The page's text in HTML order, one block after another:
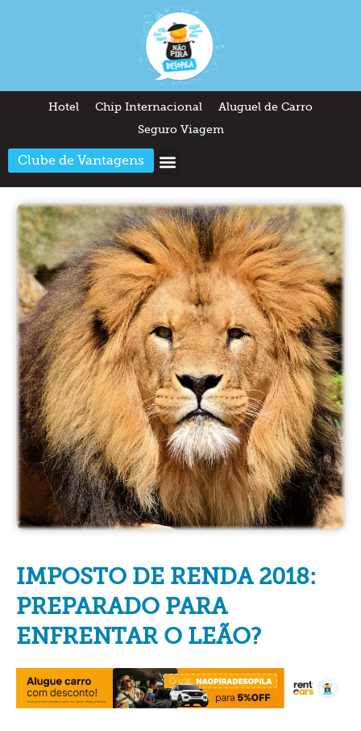
Hotel Chip Internacional
Aluguel de Carro
Seguro Viagem
Clube de Vantagens
IMPOSTO DE RENDA 2018:
PREPARADO PARA
ENFRENTAR O LEÃO?